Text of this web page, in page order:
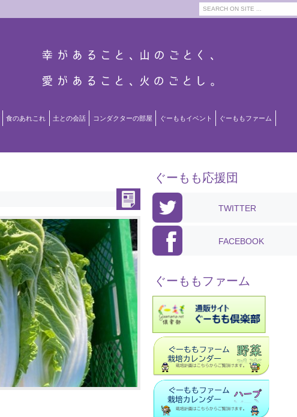
食のあれこれ 土との会話 コンダクターの部屋 ぐーももイベント ぐーももファーム
ぐーもも応援団
TWITTER
FACEBOOK
ぐーももファーム